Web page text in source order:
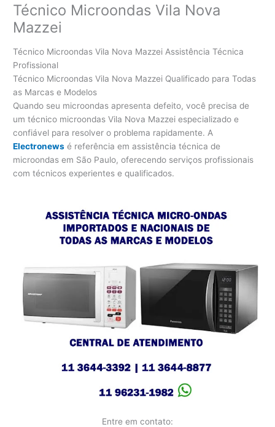
Técnico Microondas Vila Nova
Mazzei
Técnico Microondas Vila Nova Mazzei Assistência Técnica
Profissional
Técnico Microondas Vila Nova Mazzei Qualificado para Todas
as Marcas e Modelos
Quando seu microondas apresenta defeito, você precisa de
um técnico microondas Vila Nova Mazzei especializado e
confiável para resolver o problema rapidamente. A
Electronews é referência em assistência técnica de
microondas em São Paulo, oferecendo serviços profissionais
com técnicos experientes e qualificados.
Entre em contato: